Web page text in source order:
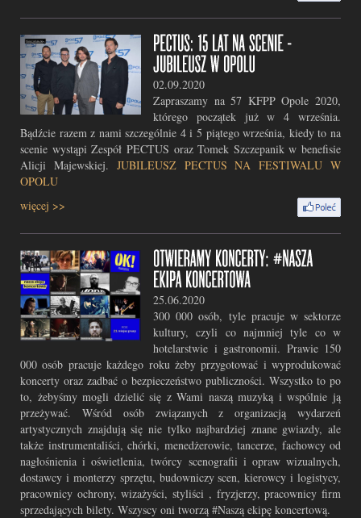
02.09.2020
Zapraszamy na 57 KFPP Opole 2020,
którego początek już w 4 września.
Bądźcie razem z nami szczególnie 4 i 5 piątego września, kiedy to na
scenie wystąpi Zespół PECTUS oraz Tomek Szczepanik w benefisie
Alicji Majewskiej. JUBILEUSZ PECTUS NA FESTIWALU W
OPOLU
więcej >>
25.06.2020
300 000 osób, tyle pracuje w sektorze
kultury, czyli co najmniej tyle co w
hotelarstwie i gastronomii. Prawie 150
000 osób pracuje każdego roku żeby przygotować i wyprodukować
koncerty oraz zadbać o bezpieczeństwo publiczności. Wszystko to po
to, żebyśmy mogli dzielić się z Wami naszą muzyką i wspólnie ją
przeżywać. Wśród osób związanych z organizacją wydarzeń
artystycznych znajdują się nie tylko najbardziej znane gwiazdy, ale
także instrumentaliści, chórki, menedżerowie, tancerze, fachowcy od
nagłośnienia i oświetlenia, twórcy scenografii i opraw wizualnych,
dostawcy i monterzy sprzętu, budowniczy scen, kierowcy i logistycy,
pracownicy ochrony, wizażyści, styliści , fryzjerzy, pracownicy firm
sprzedających bilety. Wszyscy oni tworzą #Naszą ekipę koncertową.